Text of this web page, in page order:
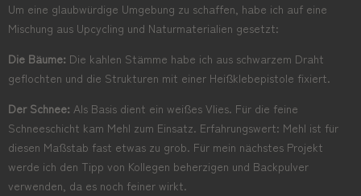
Um eine glaubwürdige Umgebung zu schaffen, habe ich auf eine
Mischung aus Upcycling und Naturmaterialien gesetzt:
Die Bäume: Die kahlen Stämme habe ich aus schwarzem Draht
geflochten und die Strukturen mit einer Heißklebepistole fixiert.
Der Schnee: Als Basis dient ein weißes Vlies. Für die feine
Schneeschicht kam Mehl zum Einsatz. Erfahrungswert: Mehl ist für
diesen Maßstab fast etwas zu grob. Für mein nächstes Projekt
werde ich den Tipp von Kollegen beherzigen und Backpulver
verwenden, da es noch feiner wirkt.